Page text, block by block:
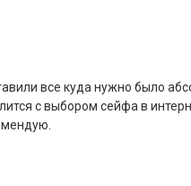
все куда нужно было
с выбором сейфа в